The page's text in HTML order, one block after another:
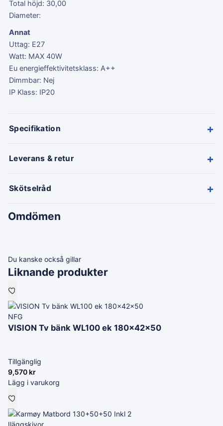
Total höjd: 30,00
Diameter:
Annat
Uttag: E27
Watt: MAX 40W
Eu energieffektivitetsklass: A++
Dimmbar: Nej
IP Klass: IP20
Specifikation +
Leverans & retur +
Skötselråd +
Omdömen
Du kanske också gillar
Liknande produkter
NFG
VISION Tv bänk WL100 ek 180x42x50
Tillgänglig
9,570 kr
Lägg i varukorg